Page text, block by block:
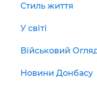
Стиль життя
У світі
Військовий
Новини Донбасу